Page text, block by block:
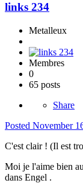
links 234
Metalleux
Membres
0
65 posts
Share
Posted November
C'est clair ! (Il est
Moi je l'aime bien
dans Engel .